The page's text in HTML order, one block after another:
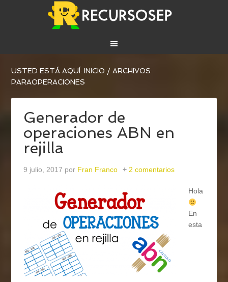
USTED ESTÁ AQUÍ:INICIO / ARCHIVOS
PARAOPERACIONES
Generador de
operaciones ABN en
rejilla
9 julio, 2017 por Fran Franco 2 comentarios
Hola
En
esta